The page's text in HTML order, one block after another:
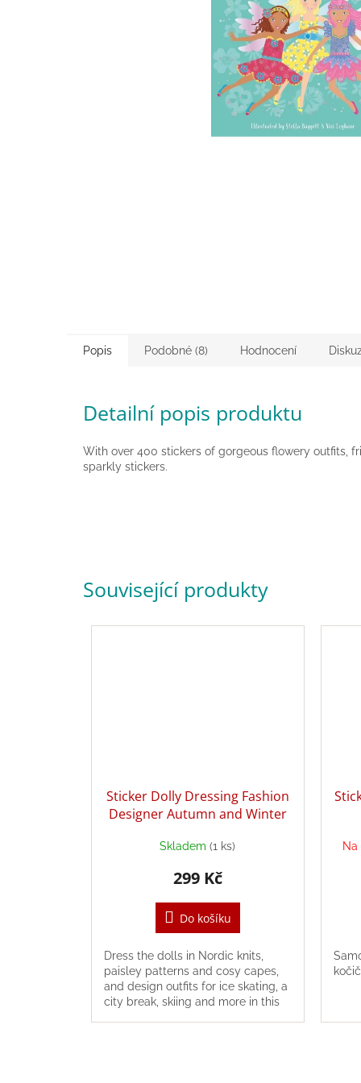
Související produkty
Sticker Dolly Dressing Fashion
Designer Autumn and Winter
Skladem(1 ks)
299 Kč
Do košíku
Dress the dolls in Nordic knits,
paisley patterns and cosy capes,
and design outfits for ice skating, a
city break, skiing and more in this
Popis Podobné (8) Hodnocení
Detailní popis produktu
With over 400 stickers of gorgeous flowery outfits,
sparkly stickers.